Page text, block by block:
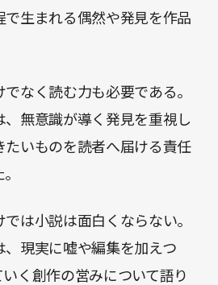
で生まれる偶然や発見を作品
なく読む力も必要である。
無意識が導く発見を重視し
たいものを読者へ届ける責任
では小説は面白くならない。
現実に嘘や編集を加えつ
く創作の営みについて語り